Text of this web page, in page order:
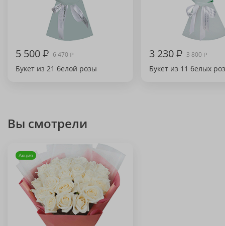
5 500₽ 6 470₽
Букет из 21 белой розы
3 230₽ 3 800₽
Букет из 11 белых роз
Вы смотрели
Акция